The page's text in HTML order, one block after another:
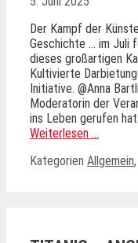
Der Kampf der
Geschichte … im Juli
dieses großartigen
Kultivierte
Initiative. @Anna
Moderatorin der
ins Leben gerufen
Weiterlesen …
Kategorien Allgemein,